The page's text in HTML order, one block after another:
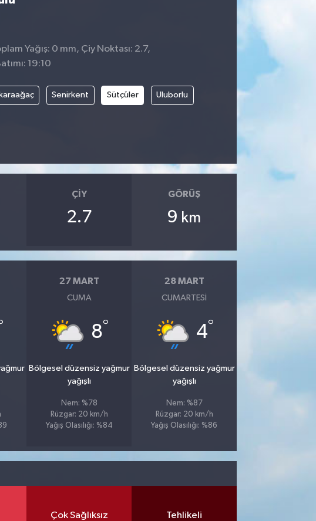
Yağış: 0 mm, Çiy Noktası: 2.7,
19:10
Senirkent Sütçüler Uluborlu
ÇIY
2.7
GÖRÜŞ
9 km
27 MART
CUMA
8°
Bölgesel düzensiz yağmur
yağışlı
Nem: %78
Rüzgar: 20 km/h
Yağış Olasılığı: %84
28 MART
CUMARTESI
4°
Bölgesel düzensiz yağmur
yağışlı
Nem: %87
Rüzgar: 20 km/h
Yağış Olasılığı: %86
Çok Sağlıksız Tehlikeli